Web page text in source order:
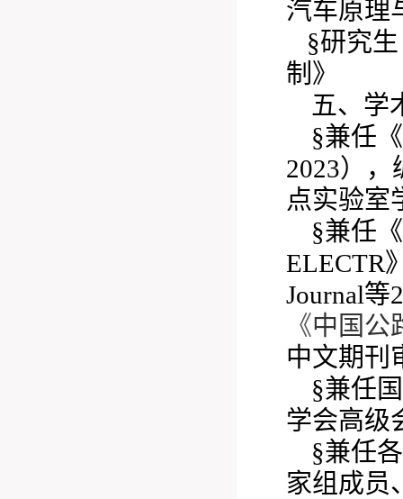
汽车原理
§研究
制》
五、学
§兼任
2023），
点实验室
§兼任
ELECTR
Journal
《中国公
中文期刊
§兼任
学会高级
§兼任
家组成员